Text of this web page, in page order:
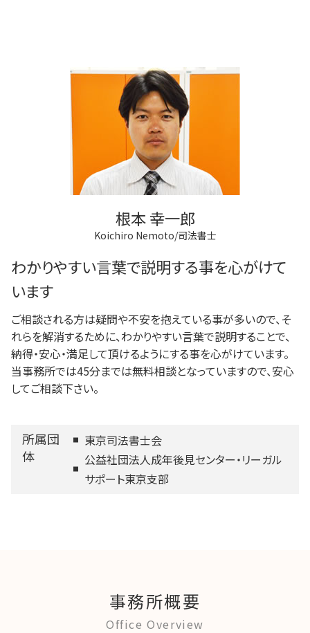
根本 幸一郎
Koichiro Nemoto/司法書士
わかりやすい言葉で説明する事を心がけて
います
ご相談される方は疑問や不安を抱えている事が多いので、そ
れらを解消するために、わかりやすい言葉で説明することで、
納得・安心・満足して頂けるようにする事を心がけています。
当事務所では45分までは無料相談となっていますので、安心
してご相談下さい。
所属団
体
東京司法書士会
公益社団法人成年後見センター・リーガル
サポート東京支部
事務所概要
Office Overview